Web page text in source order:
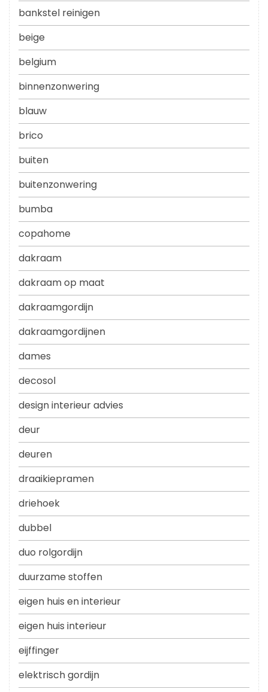
bankstel reinigen
beige
belgium
binnenzonwering
blauw
brico
buiten
buitenzonwering
bumba
copahome
dakraam
dakraam op maat
dakraamgordijn
dakraamgordijnen
dames
decosol
design interieur advies
deur
deuren
draaikiepramen
driehoek
dubbel
duo rolgordijn
duurzame stoffen
eigen huis en interieur
eigen huis interieur
eijffinger
elektrisch gordijn